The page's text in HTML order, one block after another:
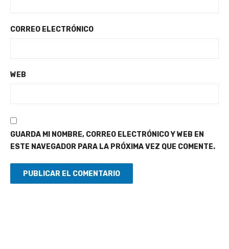
CORREO ELECTRÓNICO
WEB
GUARDA MI NOMBRE, CORREO ELECTRÓNICO Y WEB EN
ESTE NAVEGADOR PARA LA PRÓXIMA VEZ QUE COMENTE.